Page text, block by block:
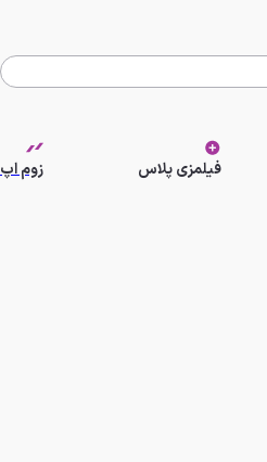
فیلمزی پلاس زوم اپ